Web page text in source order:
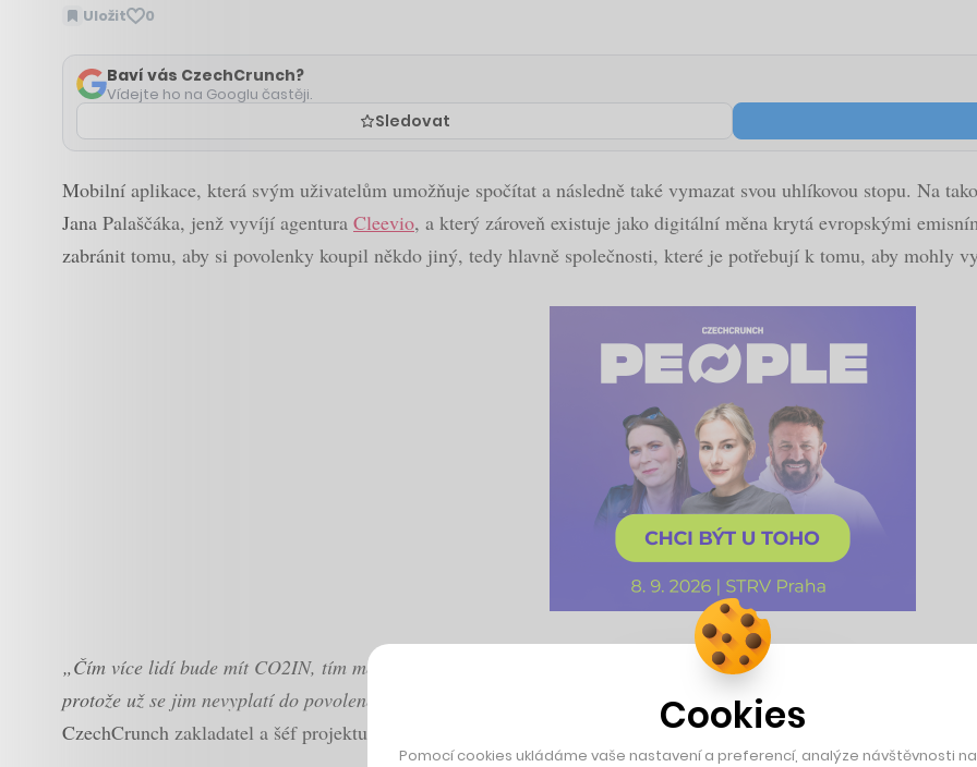
Uložit 0
Baví vás CzechCrunch?
Vídejte ho na Googlu častěji.
Sledovat
Mobilní aplikace, která svým uživatelům umožňuje spočítat a následně také vymazat svou uhlíkovou stopu. Na
Jana Palaščáka, jenž vyvíjí agentura Cleevio, a který zároveň existuje jako digitální měna krytá evropskými
zabránit tomu, aby si povolenky koupil někdo jiný, tedy hlavně společnosti, které je potřebují k tomu, aby mohly
„Čím více lidí bude mít CO2IN, tím méně povolenek zbude v oběhu pro znečišťovatele. Takže budou nuceni přejít
protože už se jim nevyplatí do povolenek investovat. Pro představu: jeden CO2IN odpovídá deseti kilogramům
CzechCrunch zakladatel a šéf projektu Jan Palaščák.
Cookies
Pomocí cookies ukládáme vaše nastavení a preferencí, analýze návštěvnosti